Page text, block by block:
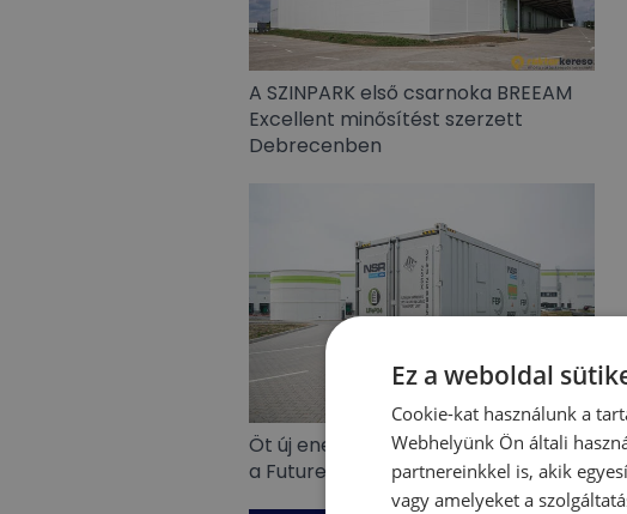
A SZINPARK első csarnoka BREEAM
Excellent minősítést szerzett
Debrecenben
Öt új energiatárolót állított üzembe
a Futureal Energy Partners
Ez a weboldal
Cookie-kat használunk a
Webhelyünk Ön általi
partnereinkkel is, akik
vagy amelyeket a